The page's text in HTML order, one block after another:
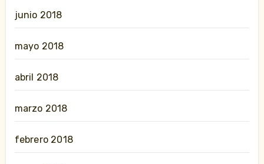
junio 2018
mayo 2018
abril 2018
marzo 2018
febrero 2018